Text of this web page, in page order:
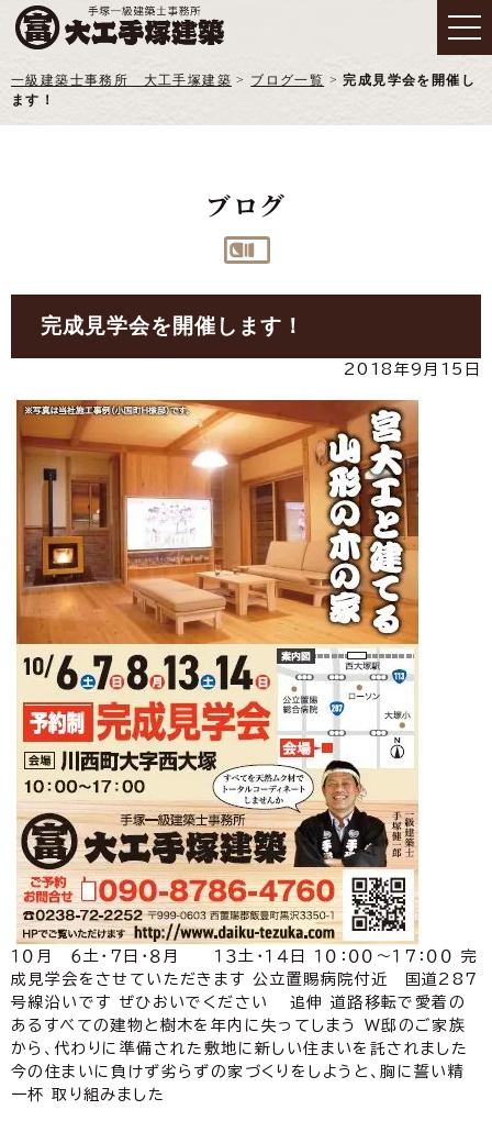
一級建築士事務所 大工手塚建築 > ブログ一覧 >完成見学会を開催し
ます！
ブログ
完成見学会を開催します！
2018年9月15日
１０月 ６土・７日・８月 １３土・１４日 １０：００～１７：００ 完
成見学会をさせていただきます 公立置賜病院付近 国道287
号線沿いです ぜひおいでください 追伸 道路移転で愛着の
あるすべての建物と樹木を年内に失ってしまう W邸のご家族
から、代わりに準備された敷地に新しい住まいを託されました
今の住まいに負けず劣らずの家づくりをしようと、胸に誓い精
一杯 取り組みました